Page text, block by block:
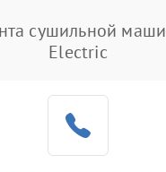
сушильной
Electric